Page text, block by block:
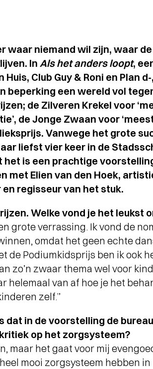
Terugblik
MET FUSE!-
Fuse als Artist in
- Als
je
waar niemand wil zijn, waar
In Als het anders loopt,
Club Guy & Roni en Plan
beperking een wereld vol
de Zilveren Krekel voor
de Jonge Zwaan voor
Vanwege het grote
liefst vier keer in de
het is een prachtige
met Elien van den Hoek,
regisseur van het stuk.
Welke vond je het leukst
grote verrassing. Ik vond de
omdat het geen echte
de Podiumkidsprijs ben ik ook
zo’n zwaar thema wel voor
helemaal van af hoe je het
zelf.”
dat in de voorstelling de
op het zorgsysteem?
maar het gaat voor mij
mooi zorgsysteem hebben